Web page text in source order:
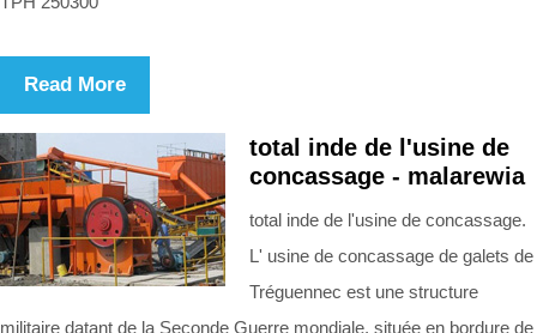
Read More
total inde de l'usine de
concassage - malarewia
total inde de l'usine de concassage.
L' usine de concassage de galets de
Tréguennec est une structure
militaire datant de la Seconde Guerre mondiale, située en bordure de